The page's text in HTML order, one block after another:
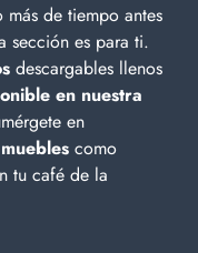
de tiempo antes
sección es para ti.
descargables llenos
en nuestra
en
muebles como
tu café de la